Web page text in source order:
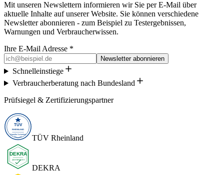
Mit unseren Newslettern informieren wir Sie per E-Mail über
aktuelle Inhalte auf unserer Website. Sie können verschiedene
Newsletter abonnieren - zum Beispiel zu Testergebnissen,
Warnungen und Verbraucherwissen.
Ihre E-Mail Adresse *
Newsletter abonnieren
Schnelleinstiege
Verbraucherberatung nach Bundesland
Prüfsiegel & Zertifizierungspartner
TÜV Rheinland
DEKRA